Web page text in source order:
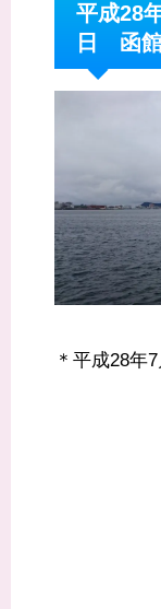
平成28
日 函
＊平成28年